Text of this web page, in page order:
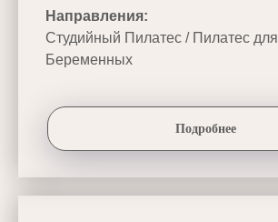
Направления:
Студийный Пилатес / Пилатес для
Беременных
Подробнее